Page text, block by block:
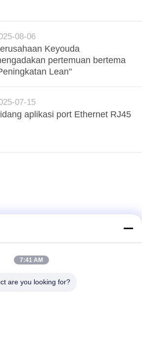
08-06
Keyouda
pertemuan bertema
Lean"
07-15
aplikasi port Ethernet RJ45
7:41 AM
are you looking for?